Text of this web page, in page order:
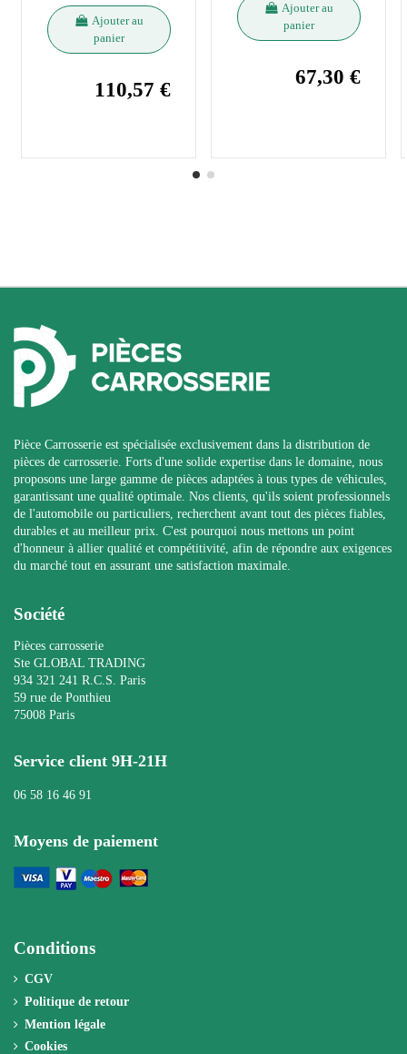
Ajouter au
panier
110,57 €
Ajouter au
panier
67,30 €
Pièce Carrosserie est spécialisée exclusivement dans la distribution de
pièces de carrosserie. Forts d'une solide expertise dans le domaine, nous
proposons une large gamme de pièces adaptées à tous types de véhicules,
garantissant une qualité optimale. Nos clients, qu'ils soient professionnels
de l'automobile ou particuliers, recherchent avant tout des pièces fiables,
durables et au meilleur prix. C'est pourquoi nous mettons un point
d'honneur à allier qualité et compétitivité, afin de répondre aux exigences
du marché tout en assurant une satisfaction maximale.
Société
Pièces carrosserie
Ste GLOBAL TRADING
934 321 241 R.C.S. Paris
59 rue de Ponthieu
75008 Paris
Service client 9H-21H
06 58 16 46 91
Moyens de paiement
Conditions
CGV
Politique de retour
Mention légale
Cookies